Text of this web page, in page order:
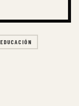
EDUCACIÓN